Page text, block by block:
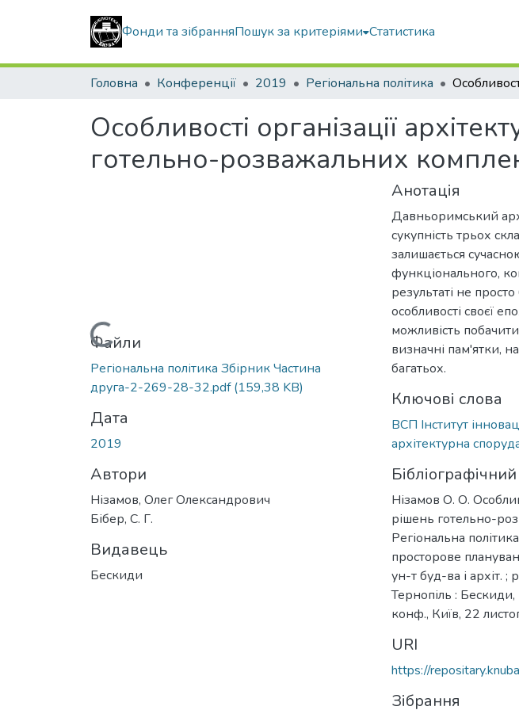
Фонди та зібранняПошук за критеріями Статистика
Головна Конференції 2019 Регіональна політика
Особливості організації
готельно-розважальних
Вантажиться...
Файли
Регіональна політика Збірник Частина
друга-2-269-28-32.pdf(159,38 KB)
Дата
2019
Автори
Нізамов, Олег Олександрович
Бібер, С. Г.
Видавець
Бескиди
Анотація
Давньоримський
сукупність трьох
залишається
функціонального,
результаті не
особливості своєї
можливість побачити
визначні пам'ятки,
багатьох.
Ключові слова
ВСП Інститут
архітектурна
Нізамов О. О.
рішень готельно-
Регіональна
просторове
ун-т буд-ва і архіт. ;
Тернопіль :
конф., Київ, 22
URI
https://
Зібрання